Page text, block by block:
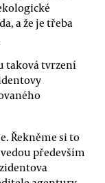
a že je třeba
taková tvrzení
Řekněme si to
především